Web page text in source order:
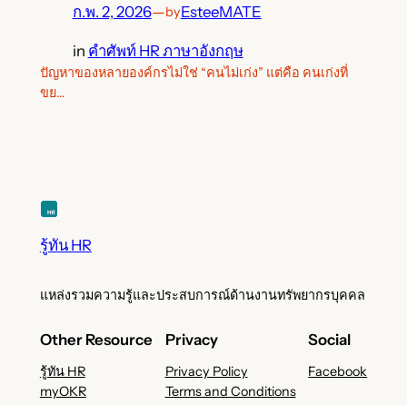
ก.พ. 2, 2026—byEsteeMATE
in คำศัพท์ HR ภาษาอังกฤษ
ปัญหาของหลายองค์กรไม่ใช่ “คนไม่เก่ง” แต่คือ คนเก่งที่
ขย…
รู้ทัน HR
แหล่งรวมความรู้และประสบการณ์ด้านงานทรัพยากรบุคคล
Other Resource
รู้ทัน HR
myOKR
Privacy
Privacy Policy
Terms and Conditions
Social
Facebook